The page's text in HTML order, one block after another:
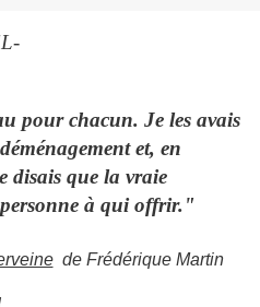
pour chacun. Je les avais
et, en
disais que la vraie
à qui offrir."
de Frédérique Martin